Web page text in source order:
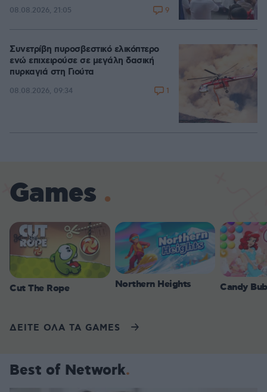
08.08.2026, 21:05 9
Συνετρίβη πυροσβεστικό ελικόπτερο
ενώ επιχειρούσε σε μεγάλη δασική
πυρκαγιά στη Γιούτα
08.08.2026, 09:34 1
Games
Cut The Rope Northern Heights Candy
ΔΕΙΤΕ ΟΛΑ ΤΑ GAMES
Best of Network